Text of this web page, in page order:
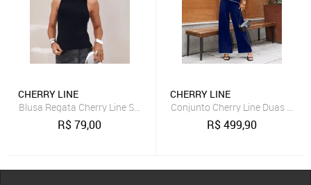
CHERRY LINE
Blusa Regata Cherry Line Sem Mangas Gola Alta Tricot Trança Azul
R$79,00
CHERRY LINE
Conjunto Cherry Line Duas
R$499,90